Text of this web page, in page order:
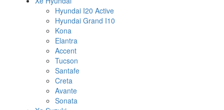
Hyundai I20 Active
Hyundai Grand I10
Kona
Elantra
Accent
Tucson
Santafe
Creta
Avante
Sonata